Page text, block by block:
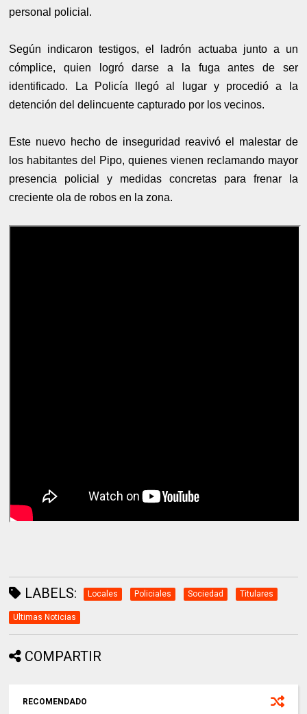
personal policial.
Según indicaron testigos, el ladrón actuaba junto a un
cómplice, quien logró darse a la fuga antes de ser
identificado. La Policía llegó al lugar y procedió a la
detención del delincuente capturado por los vecinos.
Este nuevo hecho de inseguridad reavivó el malestar de
los habitantes del Pipo, quienes vienen reclamando mayor
presencia policial y medidas concretas para frenar la
creciente ola de robos en la zona.
LABELS: Locales Policiales Sociedad Titulares
Ultimas Noticias
COMPARTIR
RECOMENDADO